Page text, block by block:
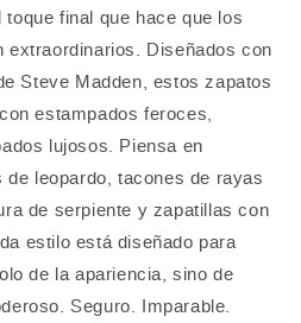
final que hace que los
extraordinarios. Diseñados con
Steve Madden, estos zapatos
estampados feroces,
lujosos. Piensa en
leopardo, tacones de rayas
de serpiente y zapatillas con
estilo está diseñado para
de la apariencia, sino de
Seguro. Imparable.